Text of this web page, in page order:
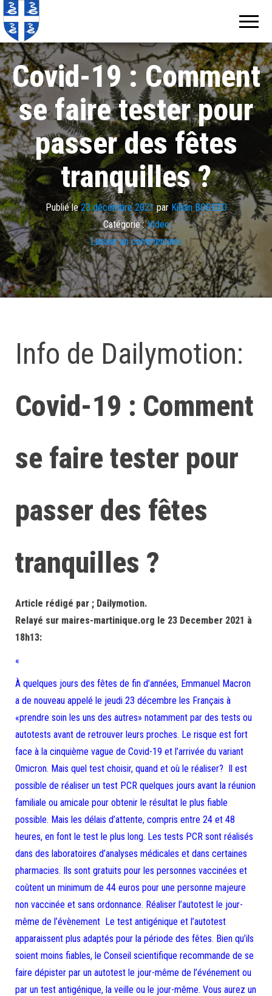
Covid-19 : Comment
se faire tester pour
passer des fêtes
tranquilles ?
Publié le23 décembre 2021par Killian BOREZO
Catégorie : Video
Laisser un commentaire
Info de Dailymotion:
Covid-19 : Comment
se faire tester pour
passer des fêtes
tranquilles ?
Article rédigé par ; Dailymotion.
Relayé sur maires-martinique.org le 23 December 2021 à
18h13:
«
À quelques jours des fêtes de fin d’années, Emmanuel Macron
a de nouveau appelé le jeudi 23 décembre les Français à
«prendre soin les uns des autres» notamment par des tests ou
autotests avant de retrouver leurs proches. Le risque est fort
face à la cinquième vague de Covid-19 et l’arrivée du variant
Omicron. Mais quel test choisir, quand et où le réaliser? Il est
possible de réaliser un test PCR quelques jours avant la réunion
familiale ou amicale pour obtenir le résultat le plus fiable
possible. Mais les délais d’attente, compris entre 24 et 48
heures, en font le test le plus long. Les tests PCR sont réalisés
dans des laboratoires d’analyses médicales et dans certaines
pharmacies. Ils sont gratuits pour les personnes vaccinées et
coûtent un minimum de 44 euros pour une personne majeure
non vaccinée et sans ordonnance. Réaliser l’autotest le jour-
même de l’évènement Le test antigénique et l’autotest
apparaissent plus adaptés pour la période des fêtes. Bien qu’ils
soient moins fiables, le Conseil scientifique recommande de se
faire dépister par un autotest le jour-même de l’événement ou
par un test antigénique, la veille ou le jour-même. Vous aurez un